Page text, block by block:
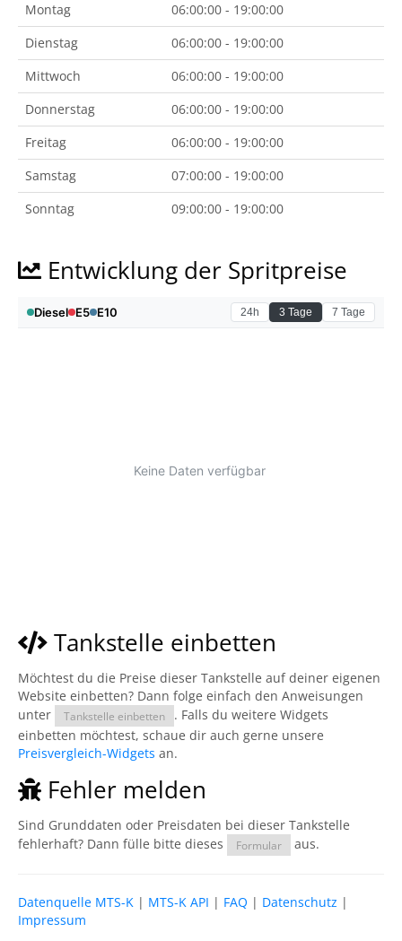
Montag
06:00:00 - 19:00:00
Dienstag
06:00:00 - 19:00:00
Mittwoch
06:00:00 - 19:00:00
Donnerstag
06:00:00 - 19:00:00
Freitag
06:00:00 - 19:00:00
Samstag
07:00:00 - 19:00:00
Sonntag
09:00:00 - 19:00:00
Entwicklung der Spritpreise
Tankstelle einbetten
Möchtest du die Preise dieser Tankstelle auf deiner eigenen
Website einbetten? Dann folge einfach den Anweisungen
unter
Tankstelle einbetten
. Falls du weitere Widgets
einbetten möchtest, schaue dir auch gerne unsere
Preisvergleich-Widgets an.
Fehler melden
Sind Grunddaten oder Preisdaten bei dieser Tankstelle
fehlerhaft? Dann fülle bitte dieses
Formular aus.
Datenquelle MTS-K | MTS-K API | FAQ | Datenschutz |
Impressum